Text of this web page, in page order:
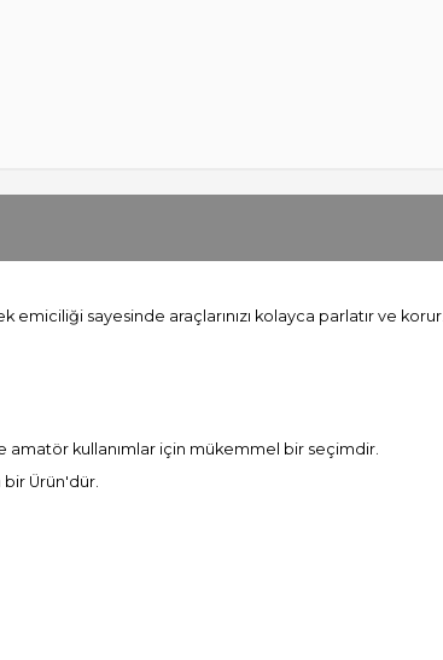
emiciliği sayesinde araçlarınızı kolayca parlatır ve korur.
kullanımlar için mükemmel bir seçimdir.
bir Ürün'dür.